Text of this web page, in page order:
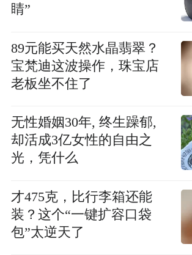
睛”
89元能买天然水晶翡翠？
宝梵迪这波操作，珠宝店
老板坐不住了
无性婚姻30年, 终生躁郁,
却活成3亿女性的自由之
光，凭什么
才475克，比行李箱还能
装？这个“一键扩容口袋
包”太逆天了